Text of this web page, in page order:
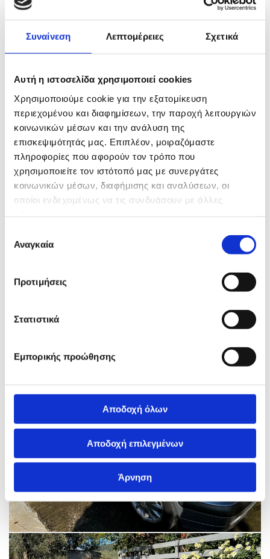
Συναίνεση Λεπτομέρειες Σχετικά
Αυτή η ιστοσελίδα χρησιμοποιεί cookies
Χρησιμοποιούμε cookie για την εξατομίκευση
περιεχομένου και διαφημίσεων, την παροχή λειτουργιών
κοινωνικών μέσων και την ανάλυση της
επισκεψιμότητάς μας. Επιπλέον, μοιραζόμαστε
πληροφορίες που αφορούν τον τρόπο που
χρησιμοποιείτε τον ιστότοπό μας με συνεργάτες
κοινωνικών μέσων, διαφήμισης και αναλύσεων, οι
οποίοι ενδεχομένως να τις συνδυάσουν με άλλες
των υπηρεσιών τους.
συγκατάθεσης
Αναγκαία
Προτιμήσεις
Στατιστικά
Εμπορικής προώθησης
Αποδοχή όλων
Αποδοχή επιλεγμένων
Άρνηση